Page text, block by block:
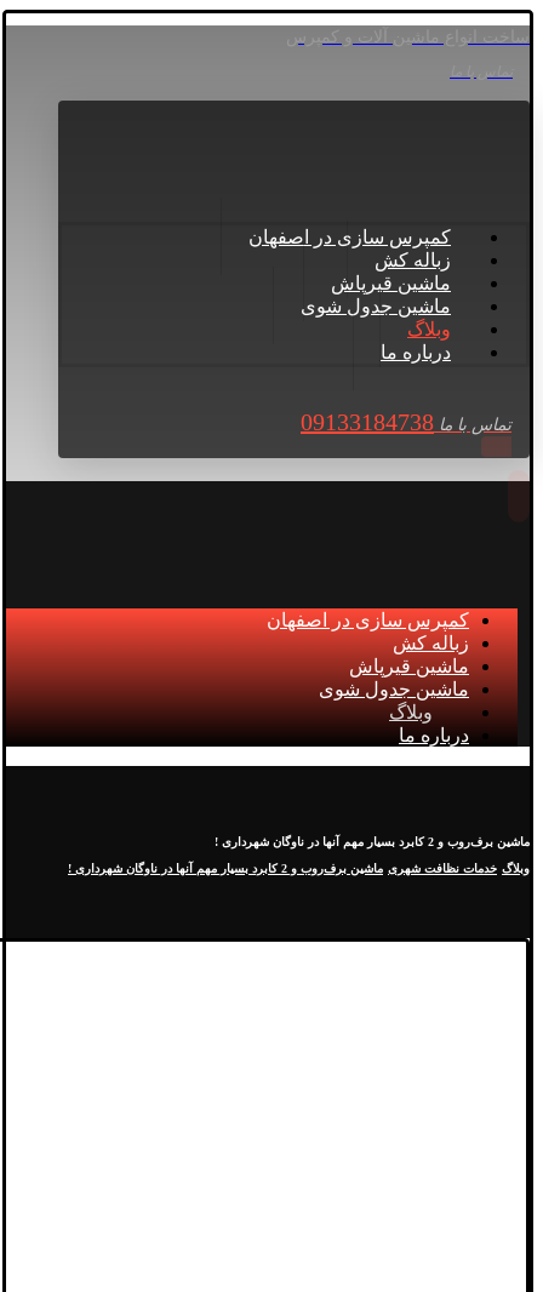
ساخت انواع ماشین آلات و کمپرس
کمپرس سازی در اصفهان
زباله کش
ماشین قیرپاش
ماشین جدول شوی
وبلاگ
درباره ما
تماس با ما 09133184738
کمپرس سازی در اصفهان
زباله کش
ماشین قیرپاش
ماشین جدول شوی
وبلاگ
درباره ما
ماشین برف‌روب و 2 کابرد بسیار مهم آنها در ناوگان شهرداری !
وبلاگ خدمات نظافت شهری ماشین برف‌روب و 2 کابرد بسیار مهم آنها در ناوگان شهرداری !